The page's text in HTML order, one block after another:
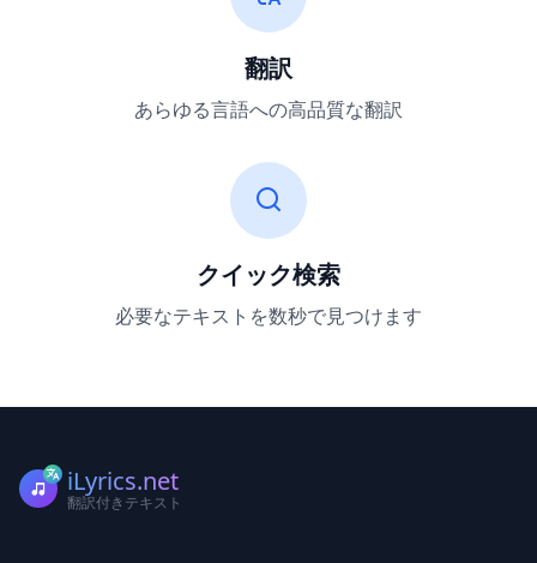
翻訳
あらゆる言語への高品質な翻訳
クイック検索
必要なテキストを数秒で見つけます
iLyrics.net
翻訳付きテキスト